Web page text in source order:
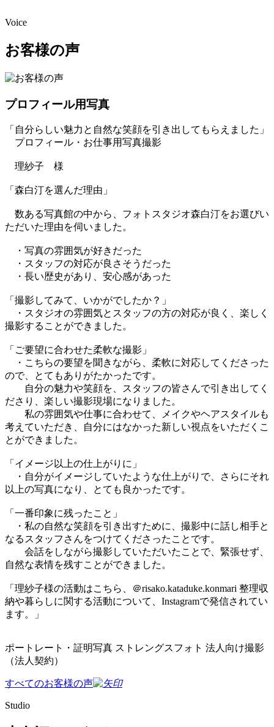
Voice
お客様の声
プロフィール用写真
「自分らしい魅力と自然な笑顔を引き出してもらえました」
プロフィール・お仕事用写真撮影
理紗子 様
「森白汀を選んだ理由」
数ある写真館の中から、フォトスタジオ森白汀をお選びい
ただいた理由を伺いました。
・写真の雰囲気が好きだった
・スタッフの対応が良さそうだった
・長い歴史があり、安心感があった
「撮影してみて、いかがでしたか？」
・スタジオの雰囲気とスタッフの方の対応が良く、楽しく
撮影することができました。
「ご要望に合わせた柔軟な撮影」
・こちらの要望を聞きながら、柔軟に対応してくださった
ので、とてもありがたかったです。
自分の魅力や笑顔を、スタッフの皆さんで引き出してく
ださり、楽しい撮影現場になりました。
私の雰囲気や仕事に合わせて、メイクやヘアスタイルも
考えていただき、自分にはなかった新しい視点をいただくこ
とができました。
「イメージ以上の仕上がりに」
・自分がイメージしていたような仕上がりで、さらにそれ
以上の写真になり、とても良かったです。
「一番印象に残ったこと」
・私の自然な笑顔を引き出すために、撮影中に話し相手と
なるスタッフさんをつけてくださったことです。
会話をしながら撮影していただいたことで、緊張せず、
自然な表情を残すことができました。
「理紗子様の活動はこちら、＠risako.kataduke.konmari 整理収
納や暮らしに関する活動について、Instagramで発信されてい
ます。」
ポートレート・証明写真 ストレングスフォト 法人向け撮影
（法人契約）
すべてのお客様の声
Studio